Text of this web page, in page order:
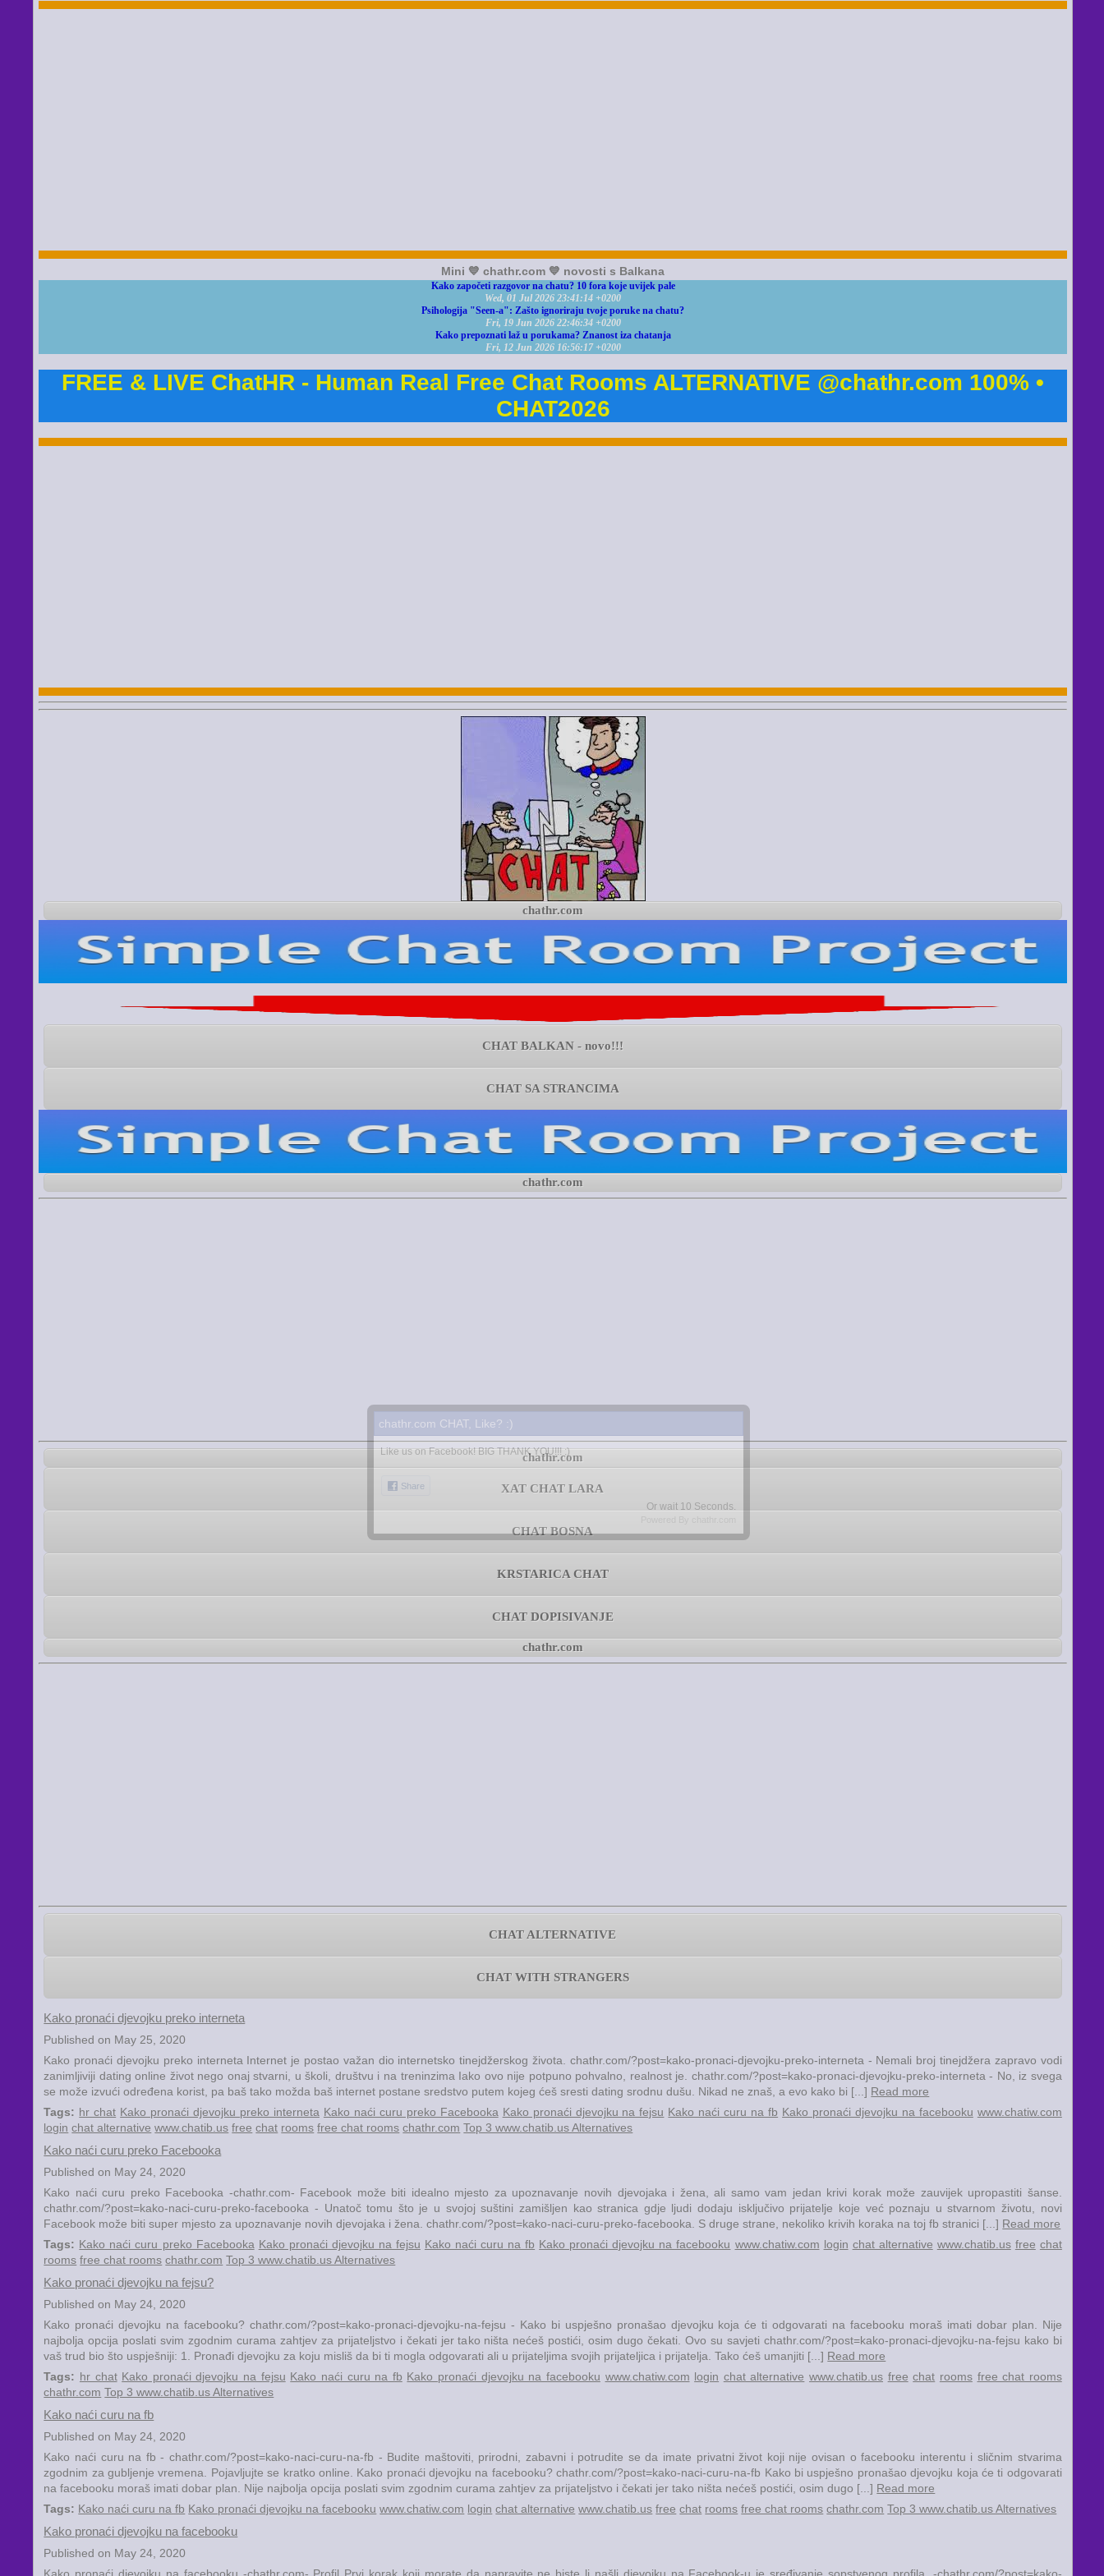
Mini 💙 chathr.com 💙 novosti s Balkana
Kako započeti razgovor na chatu? 10 fora koje uvijek pale
Wed, 01 Jul 2026 23:41:14 +0200
Psihologija "Seen-a": Zašto ignoriraju tvoje poruke na chatu?
Fri, 19 Jun 2026 22:46:34 +0200
Kako prepoznati laž u porukama? Znanost iza chatanja
Fri, 12 Jun 2026 16:56:17 +0200
FREE & LIVE ChatHR - Human Real Free Chat Rooms ALTERNATIVE @chathr.com 100% •
CHAT2026
chathr.com
CHAT BALKAN - novo!!!
CHAT SA STRANCIMA
chathr.com
chathr.com
XAT CHAT LARA
CHAT BOSNA
KRSTARICA CHAT
CHAT DOPISIVANJE
chathr.com
CHAT ALTERNATIVE
CHAT WITH STRANGERS
Kako pronaći djevojku preko interneta
Published on May 25, 2020
Kako pronaći djevojku preko interneta Internet je postao važan dio internetsko tinejdžerskog života. chathr.com/?post=kako-pronaci-djevojku-preko-interneta - Nemali broj tinejdžera zapravo vodi
zanimljiviji dating online život nego onaj stvarni, u školi, društvu i na treninzima Iako ovo nije potpuno pohvalno, realnost je. chathr.com/?post=kako-pronaci-djevojku-preko-interneta - No, iz svega
se može izvući određena korist, pa baš tako možda baš internet postane sredstvo putem kojeg ćeš sresti dating srodnu dušu. Nikad ne znaš, a evo kako bi [...] Read more
Tags: hr chat Kako pronaći djevojku preko interneta Kako naći curu preko Facebooka Kako pronaći djevojku na fejsu Kako naći curu na fb Kako pronaći djevojku na facebooku www.chatiw.com
login chat alternative www.chatib.us free chat rooms free chat rooms chathr.com Top 3 www.chatib.us Alternatives
Kako naći curu preko Facebooka
Published on May 24, 2020
Kako naći curu preko Facebooka -chathr.com- Facebook može biti idealno mjesto za upoznavanje novih djevojaka i žena, ali samo vam jedan krivi korak može zauvijek upropastiti šanse.
chathr.com/?post=kako-naci-curu-preko-facebooka - Unatoč tomu što je u svojoj suštini zamišljen kao stranica gdje ljudi dodaju isključivo prijatelje koje već poznaju u stvarnom životu, novi
Facebook može biti super mjesto za upoznavanje novih djevojaka i žena. chathr.com/?post=kako-naci-curu-preko-facebooka. S druge strane, nekoliko krivih koraka na toj fb stranici [...] Read more
Tags: Kako naći curu preko Facebooka Kako pronaći djevojku na fejsu Kako naći curu na fb Kako pronaći djevojku na facebooku www.chatiw.com login chat alternative www.chatib.us free chat
rooms free chat rooms chathr.com Top 3 www.chatib.us Alternatives
Kako pronaći djevojku na fejsu?
Published on May 24, 2020
Kako pronaći djevojku na facebooku? chathr.com/?post=kako-pronaci-djevojku-na-fejsu - Kako bi uspješno pronašao djevojku koja će ti odgovarati na facebooku moraš imati dobar plan. Nije
najbolja opcija poslati svim zgodnim curama zahtjev za prijateljstvo i čekati jer tako ništa nećeš postići, osim dugo čekati. Ovo su savjeti chathr.com/?post=kako-pronaci-djevojku-na-fejsu kako bi
vaš trud bio što uspješniji: 1. Pronađi djevojku za koju misliš da bi ti mogla odgovarati ali u prijateljima svojih prijateljica i prijatelja. Tako ćeš umanjiti [...] Read more
Tags: hr chat Kako pronaći djevojku na fejsu Kako naći curu na fb Kako pronaći djevojku na facebooku www.chatiw.com login chat alternative www.chatib.us free chat rooms free chat rooms
chathr.com Top 3 www.chatib.us Alternatives
Kako naći curu na fb
Published on May 24, 2020
Kako naći curu na fb - chathr.com/?post=kako-naci-curu-na-fb - Budite maštoviti, prirodni, zabavni i potrudite se da imate privatni život koji nije ovisan o facebooku interentu i sličnim stvarima
zgodnim za gubljenje vremena. Pojavljujte se kratko online. Kako pronaći djevojku na facebooku? chathr.com/?post=kako-naci-curu-na-fb Kako bi uspješno pronašao djevojku koja će ti odgovarati
na facebooku moraš imati dobar plan. Nije najbolja opcija poslati svim zgodnim curama zahtjev za prijateljstvo i čekati jer tako ništa nećeš postići, osim dugo [...] Read more
Tags: Kako naći curu na fb Kako pronaći djevojku na facebooku www.chatiw.com login chat alternative www.chatib.us free chat rooms free chat rooms chathr.com Top 3 www.chatib.us Alternatives
Kako pronaći djevojku na facebooku
Published on May 24, 2020
chathr.com CHAT, Like? :)
Like us on Facebook! BIG THANK YOU!!! :)
Share
Or wait 09 Seconds.